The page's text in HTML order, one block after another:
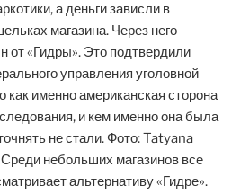
а деньги зависли в
магазина. Через него
от «Гидры». Это подтвердили
управления уголовной
как именно американская сторона
и кем именно она была
не стали. Фото: Tatyana
небольших магазинов все
альтернативу «Гидре».